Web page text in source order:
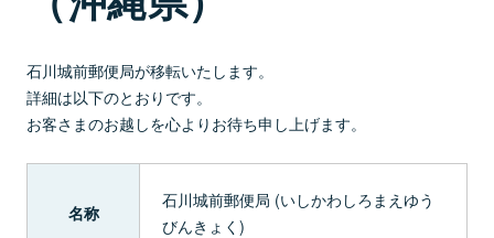
石川城前郵便局が移転いたします。
詳細は以下のとおりです。
お客さまのお越しを心よりお待ち申し上げます。
名称
石川城前郵便局 (いしかわしろまえゆう
びんきょく)